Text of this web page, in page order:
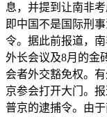
息，并提到让南非
即中国不是国际刑
令。据此前报道，
外长会议及8月的金
会者外交豁免权。
京参会打开大门。
普京的逮捕令。由